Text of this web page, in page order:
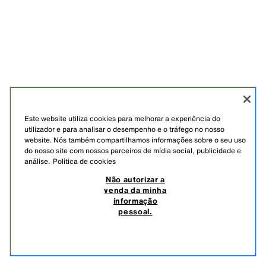
Este website utiliza cookies para melhorar a experiência do
utilizador e para analisar o desempenho e o tráfego no nosso
website. Nós também compartilhamos informações sobre o seu uso
do nosso site com nossos parceiros de mídia social, publicidade e
análise. Política de cookies
Não autorizar a
venda da minha
informação
pessoal.